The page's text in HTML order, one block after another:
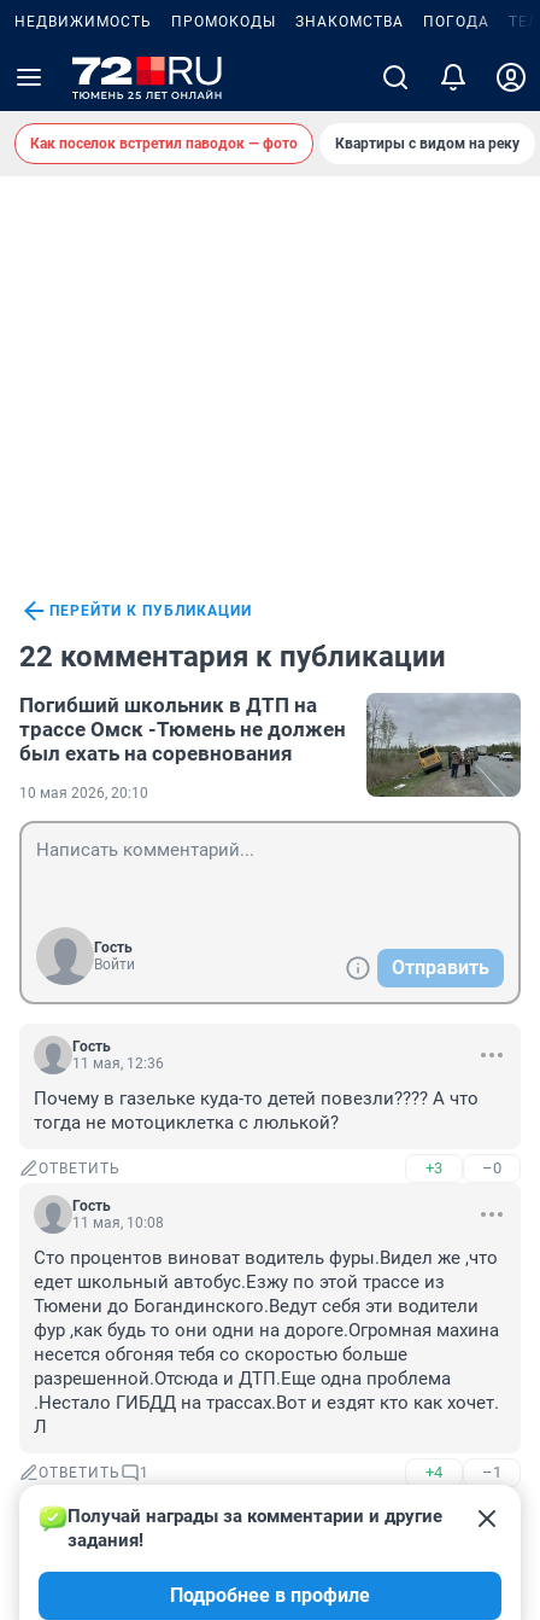
НЕДВИЖИМОСТЬ ПРОМОКОДЫ ЗНАКОМСТВА ПОГОДА
Как поселок встретил паводок — фото Квартиры с видом на реку
ПЕРЕЙТИ К ПУБЛИКАЦИИ
22 комментария к публикации
Погибший школьник в ДТП на
трассе Омск -Тюмень не должен
был ехать на соревнования
10 мая 2026, 20:10
Гость
Войти
Отправить
Гость
11 мая, 12:36
Почему в газельке куда-то детей повезли???? А что
тогда не мотоциклетка с люлькой?
ОТВЕТИТЬ +3 –0
Гость
11 мая, 10:08
Сто процентов виноват водитель фуры.Видел же ,что
едет школьный автобус.Езжу по этой трассе из
Тюмени до Богандинского.Ведут себя эти водители
фур ,как будь то они одни на дороге.Огромная махина
несется обгоняя тебя со скоростью больше
разрешенной.Отсюда и ДТП.Еще одна проблема
.Нестало ГИБДД на трассах.Вот и ездят кто как хочет.
Л
ОТВЕТИТЬ 1 +4 –1
Гость
11 мая, 12:32
В том-то и дело, что это не автобус в обычном
понимании, а газелька.
Получай награды за комментарии и другие
задания!
Подробнее в профиле